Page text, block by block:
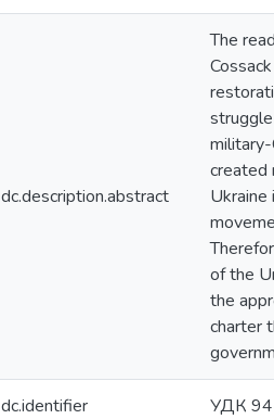
dc.description.abstract
The
created
Ukraine
of the
the
charter
dc.identifier УДК